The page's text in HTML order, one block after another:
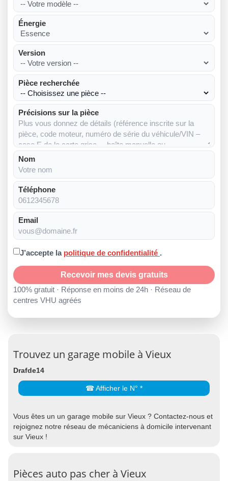
Énergie
Version
Pièce recherchée
Précisions sur la pièce
Nom
Téléphone
Email
J’accepte la politique de confidentialité .
Recevoir mes devis gratuits
100% gratuit · Réponse en moins de 24h · Réseau de
centres VHU agréés
Trouvez un garage mobile à Vieux
Drafde14
☎ Afficher le N° *
Vous êtes un un garage mobile sur Vieux ? Contactez-nous et
rejoignez notre réseau de mécaniciens à domicile intervenant
sur Vieux !
Pièces auto pas cher à Vieux